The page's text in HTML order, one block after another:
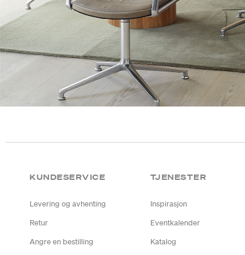
KUNDESERVICE
Levering og avhenting
Retur
Angre en bestilling
TJENESTER
Inspirasjon
Eventkalender
Katalog